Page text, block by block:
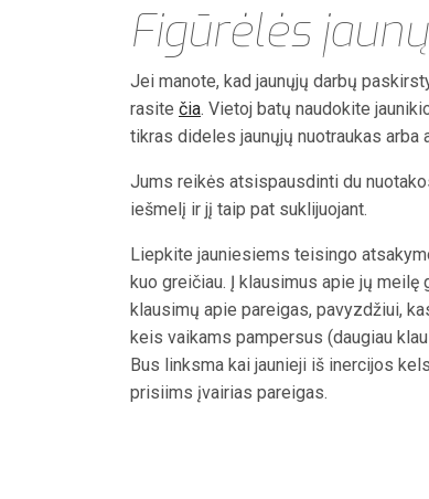
Figūrėlės
Jei manote, kad jaunųjų darbų
rasite čia. Vietoj batų naudokite
tikras dideles jaunųjų nuotraukas
Jums reikės atsispausdinti du
iešmelį ir jį taip pat suklijuojant.
Liepkite jauniesiems teisingo
kuo greičiau. Į klausimus apie jų meilę
klausimų apie pareigas, pavyzdžiui,
keis vaikams pampersus (daugiau
Bus linksma kai jaunieji iš inercijos
prisiims įvairias pareigas.